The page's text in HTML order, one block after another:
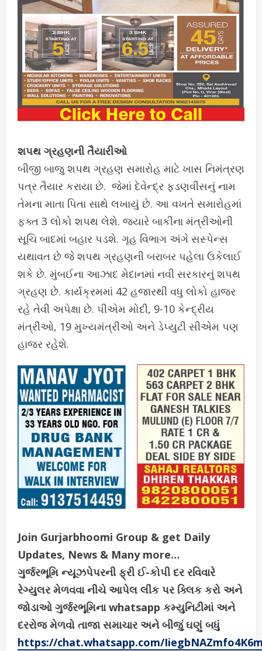
શપથ ગ્રહણની તૈયારીઓ
બીજી બાજુ શપથ ગ્રહણ સમારોહ માટે ખાસ નિમંત્રણ
પત્ર તૈયાર કરાયા છે. જેમાં દેવેન્દ્ર ફડણવીસનું નામ
તેમના માતા પિતા સાથે લખાયું છે. આ વખતે સમારોહમાં
ફક્ત 3 લોકો શપથ લેશે. જ્યારે બાકીના મંત્રીઓની
સૂચિ બાદમાં બહાર પડશે. ગૃહ વિભાગ અંગે સસ્પેન્સ
યથાવત છે જે શપથ ગ્રહણની બરાબર પહેલા ઉકેલાઈ
શકે છે. મુંબઈના આઝાદ મેદાનમાં નવી સરકારનું શપથ
ગ્રહણ છે. કાર્યક્રમમાં 42 હજારથી વધુ લોકો હાજર
રહે તેવી અપેક્ષા છે. પીએમ મોદી, 9-10 કેન્દ્રીય
મંત્રીઓ, 19 મુખ્યમંત્રીઓ અને ડેપ્યુટી સીએમ પણ
હાજર રહેશે.
Join Gurjarbhoomi Group & get Daily
Updates, News & Many more…
ગુર્જરભૂમિ ન્યૂઝપેપરની ફ્રી ઈ-કોપી દર રવિવારે
રેગ્યુલર મેળવવા નીચે આપેલ લીંક પર ક્લિક કરો અને
જોડાઓ ગુર્જરભૂમિના whatsapp કમ્યુનિટીમાં અને
દરરોજ મેળવો તાજા સમાચાર અને બીજું ઘણું બધું
https://chat.whatsapp.com/